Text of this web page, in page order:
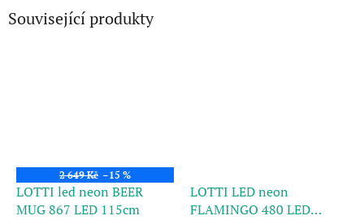
Související produkty
2 649 Kč –15 %
LOTTI led neon BEER
MUG 867 LED 115cm
LOTTI LED neon
FLAMINGO 480 LED